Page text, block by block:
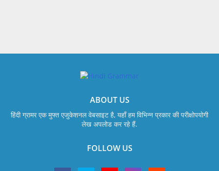
ABOUT US
हिंदी ग्रामर एक मुफ्त एजुकेशनल वेबसाइट है, यहाँ हम विभिन्न प्रकार की परीक्षोपयोगी
लेख अपलोड कर रहे हैं.
FOLLOW US